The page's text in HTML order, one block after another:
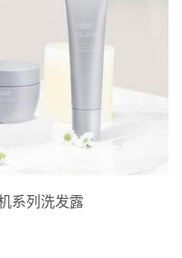
列洗发露